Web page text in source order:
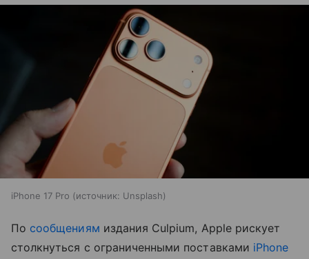
iPhone 17 Pro источник: Unsplash
По сообщениям издания Culpium, Apple рискует
столкнуться с ограниченными поставками iPhone